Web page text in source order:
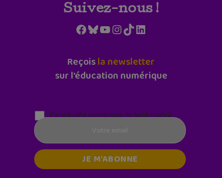
Suivez-nous !
Facebook
Bluesky
YouTube
Instagram
TikTokLinkedIn
Reçoisla newsletter
sur l'éducation numérique
Parentalité numérique (le lundi matin)